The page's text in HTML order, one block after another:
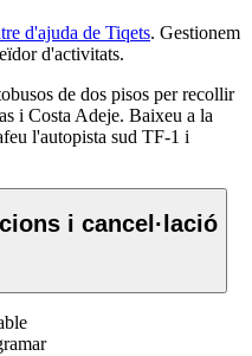
d'ajuda de Tiqets. Gestionem
d'activitats.
de dos pisos per recollir
i Costa Adeje. Baixeu a la
l'autopista sud TF-1 i
i cancel·lació